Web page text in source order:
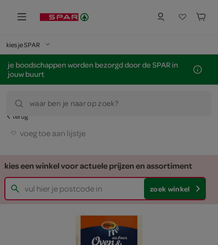
kies je SPAR
je boodschappen worden bezorgd door de SPAR in
jouw buurt
waar ben je naar op zoek?
terug
voeg toe aan lijstje
kies een winkel voor actuele prijzen en assortiment
zoek winkel